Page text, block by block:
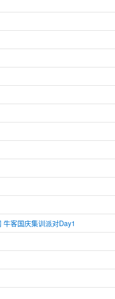
牛客国庆集训派对Day1